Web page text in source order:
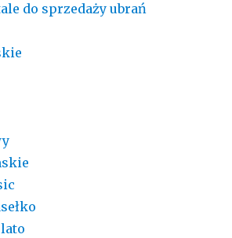
do sprzedaży ubrań